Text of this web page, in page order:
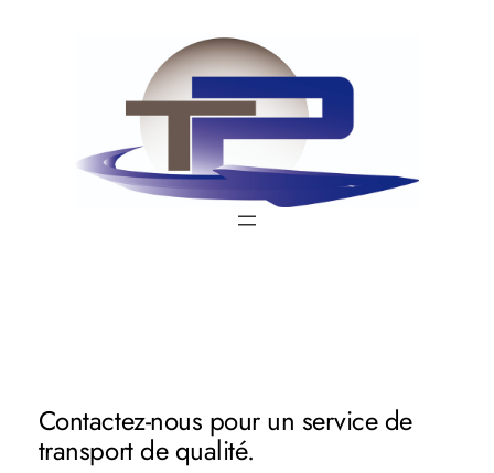
Contactez-nous pour un service de
transport de qualité.